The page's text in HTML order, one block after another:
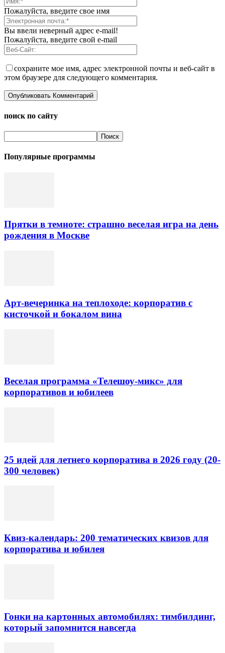
Пожалуйста, введите свое имя
Вы ввели неверный адрес e-mail!
Пожалуйста, введите свой e-mail
сохраните мое имя, адрес электронной почты и веб-сайт в
этом браузере для следующего комментария.
поиск по сайту
Популярные программы
Прятки в темноте: страшно веселая игра на день
рождения в Москве
Арт-вечеринка на теплоходе: корпоратив с
кисточкой и бокалом вина
Веселая программа «Телешоу-микс» для
корпоративов и юбилеев
25 идей для летнего корпоратива в 2026 году (20-
300 человек)
Квиз-календарь: 200 тематических квизов для
корпоратива и юбилея
Гонки на картонных автомобилях: тимбилдинг,
который запомнится навсегда